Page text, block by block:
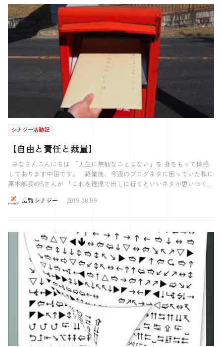
興味がありましたら、ご参加頂ければと思います。
あまりに、本来は賞賛されないような結果に終わった時でも表面を取り
繕うとする人が出てきます。 ここに一流と二流を分ける差が出ます。
一流は内なる声に従い、正しく強く行動する。 二流は、世間の評価を
得たいがために、自分と周囲を欺き、浮つく。世間の評価を得ることを
最重視し、本質を見失ってしまいます。 では具体的にどう違うのかを
イチローのエピソードを交えて説明します。 8年目のシーズンで5年連
続の首位打者という偉業を成し遂げていたイチロー選手は、いつものよ
うにバッターボックスに立ちピッチャーからのボールを容易にとらえ三
遊間を飛んでいくボールをイメージしながら走り出したが、結果はボテ
ボテのセカンドゴロ、にもかかわらず一塁を駆け抜けたイチローは今ま
でにない感覚を覚え、にやりと笑みを浮かべました。それは何故か？
イチローはこの打席を通じて自分で納得いかなかったバッティングフォ
ームの課題解決法は発見出来たからです。 側から結果だけ見れば
この打席は凡打ですが、ヒット1本打つよりも今後につながる課題解決
の方がずっと価値があることをイチローは分かっていたのです。 表面
的には凡打で世間から認められなくても、自分自身からの評価に真摯に
向き合い、本質を見ているイチローからは大成功だったのです。表面的
な称賛に踊らされず、反対に世間から評価されなくても自分で満足でき
るから彼は一流たりえるのだと思います。 周りの声に耳を傾けること
も必要ですが皆さんは自分の声にも耳を傾けているでしょうか？ 自分
の中で貫かなければならないことはなんでしょうか？今回の記事を通じ
わります。 「明日死ぬと思って、生きなさい。永遠に生きると思っ
て、学びなさい。」 これはガンジーの言葉です。明日死ぬと思えば、
やりたかったことは今日全てやってしまおうという気になるのではない
のではないでしょうか。全力で遊び、そして学びましょう。 それでは
シナジー活動記
【自由と責任と裁量】
しております中田です。 終業後、今週のブログネタに困っていた私に
某本部長のSさんが 「これを速達で出しに行くといいネタが思いつく
よ」 と言いながら郵便物と500円を渡してきました。 ありがとうござ
います。 いい気晴らしになりました。 本日のテーマは自由について
いで、自らの意思や本性に従っていることをいう、哲学用語です。
（wokipediaより） 言論の自由、自由民権運動、自由主義 などなど自
由は歴史の中で勝ち取られてきた 人間に平等に必要なものという認識
が強いと思います。 しかしながら 自由は必ずしもポジティブなもの
とは限りません。 哲学者サルトルの有名な言葉に 「人間は自由の刑に
処せられている」 というものがあります。 人間は自由であるがため
いるような状態にあるという意味です。 物や情報にあふれた現代では
選択肢が膨大になりました。 自分の好きなものが選びやすいという点
では素晴らしいことです。 しかしそのおかげで、私たちは 適切なもの
を選択する責任を負いました。 私はあまり優柔不断な方ではないので
広報シナジー 2019.08.09